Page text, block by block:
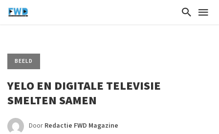
BEELD
YELO EN DIGITALE TELEVISIE
SMELTEN SAMEN
Door Redactie FWD Magazine